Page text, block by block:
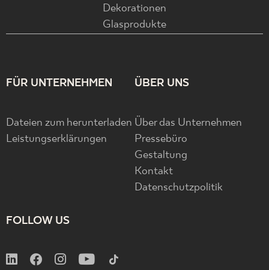
Dekorationen
Glasprodukte
FÜR UNTERNEHMEN
Dateien zum herunterladen
Leistungserklärungen
ÜBER UNS
Über das Unternehmen
Pressebüro
Gestaltung
Kontakt
Datenschutzpolitik
FOLLOW US